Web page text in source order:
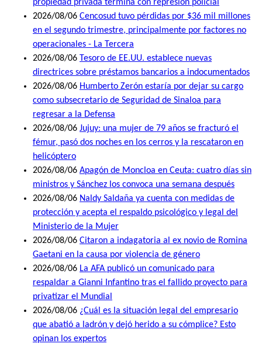
propiedad privada termina con represión policial
2026/08/06 Cencosud tuvo pérdidas por $36 mil millones
en el segundo trimestre, principalmente por factores no
operacionales - La Tercera
2026/08/06 Tesoro de EE.UU. establece nuevas
directrices sobre préstamos bancarios a indocumentados
2026/08/06 Humberto Zerón estaría por dejar su cargo
como subsecretario de Seguridad de Sinaloa para
regresar a la Defensa
2026/08/06 Jujuy: una mujer de 79 años se fracturó el
fémur, pasó dos noches en los cerros y la rescataron en
helicóptero
2026/08/06 Apagón de Moncloa en Ceuta: cuatro días sin
ministros y Sánchez los convoca una semana después
2026/08/06 Naldy Saldaña ya cuenta con medidas de
protección y acepta el respaldo psicológico y legal del
Ministerio de la Mujer
2026/08/06 Citaron a indagatoria al ex novio de Romina
Gaetani en la causa por violencia de género
2026/08/06 La AFA publicó un comunicado para
respaldar a Gianni Infantino tras el fallido proyecto para
privatizar el Mundial
2026/08/06 ¿Cuál es la situación legal del empresario
que abatió a ladrón y dejó herido a su cómplice? Esto
opinan los expertos